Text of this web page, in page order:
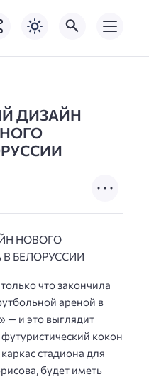
ДИЗАЙН
НОВОГО
БЕЛОРУССИИ
что закончила
ареной в
— и это выглядит
кокон
стадиона для
будет иметь